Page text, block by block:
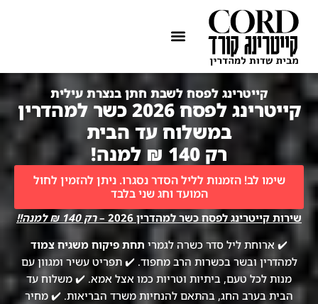
קייטרינג לפסח לשבת חתן בנצרת עילית
קייטרינג לפסח 2026 כשר למהדרין
במשלוח עד הבית
רק 140 ₪ למנה!
שימו לב! הזמנות לליל הסדר נסגרו. ניתן להזמין לחול
המועד וחג שני בלבד
שירות קייטרינג לפסח כשר למהדרין 2026 –
רק 140 ₪ למנה!!
✔️ ארוחת ליל סדר כשרה לגמרי תחת פיקוח משגיח צמוד
למהדרין ובשר בכשרות הרב מחפוד. ✔️ תפריט עשיר ומגוון עם
מנות לכל טעם, ביתיות וטריות כמו אצל אמא. ✔️ משלוח עד
הבית בערב החג, בהתאם להנחיות משרד הבריאות. ✔️ מחיר